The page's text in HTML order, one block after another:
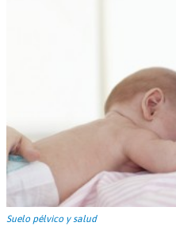
Suelo pélvico y salud